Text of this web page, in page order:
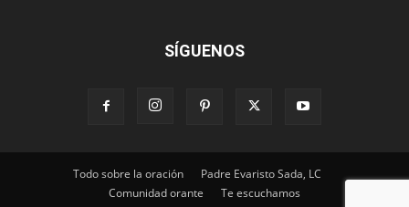
SÍGUENOS
Todo sobre la oración
Padre Evaristo Sada, LC
Comunidad orante
Te escuchamos